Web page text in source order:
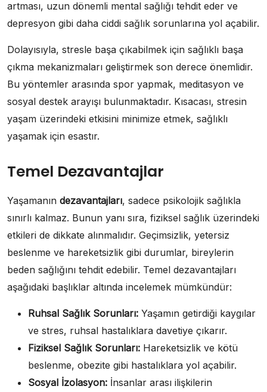
artması, uzun dönemli mental sağlığı tehdit eder ve
depresyon gibi daha ciddi sağlık sorunlarına yol açabilir.
Dolayısıyla, stresle başa çıkabilmek için sağlıklı başa
çıkma mekanizmaları geliştirmek son derece önemlidir.
Bu yöntemler arasında spor yapmak, meditasyon ve
sosyal destek arayışı bulunmaktadır. Kısacası, stresin
yaşam üzerindeki etkisini minimize etmek, sağlıklı
yaşamak için esastır.
Temel Dezavantajlar
Yaşamanın dezavantajları, sadece psikolojik sağlıkla
sınırlı kalmaz. Bunun yanı sıra, fiziksel sağlık üzerindeki
etkileri de dikkate alınmalıdır. Geçimsizlik, yetersiz
beslenme ve hareketsizlik gibi durumlar, bireylerin
beden sağlığını tehdit edebilir. Temel dezavantajları
aşağıdaki başlıklar altında incelemek mümkündür:
Ruhsal Sağlık Sorunları: Yaşamın getirdiği kaygılar
ve stres, ruhsal hastalıklara davetiye çıkarır.
Fiziksel Sağlık Sorunları: Hareketsizlik ve kötü
beslenme, obezite gibi hastalıklara yol açabilir.
Sosyal İzolasyon: İnsanlar arası ilişkilerin